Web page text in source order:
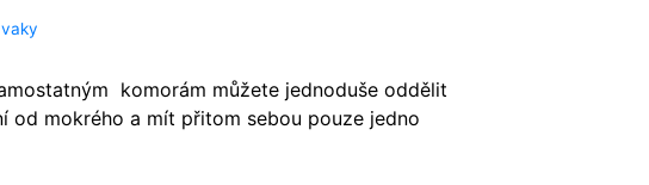
komorám můžete jednoduše oddělit
od mokrého a mít přitom sebou pouze jedno